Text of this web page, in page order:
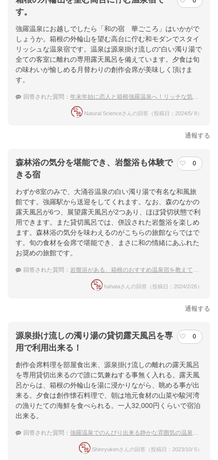
す。
強羅温泉にお越しでしたら「和の宿 華ごころ」はいかがで
しょうか。箱根の外輪山を望む高台に佇む和モダンでスタイ
リッシュな温泉宿です。温泉は源泉掛け流しの“白い濁り湯で
全ての客室に離れの専用露天風呂を備えています。夕食は旬
の味わいが愉しめる月替わりの創作会席が美味しく頂けま
す。
回答された質問： 年末年始に恋人と箱根強羅温泉へ！リッチな気分を味わえるおすすめの宿は？
Natural Scienceさんの回答（投稿日：2024/5/ 8）
通報する
森林浴の気分を堪能でき、岩盤浴も体験で
きる宿
0
わずか8室のみで、大涌谷温泉の白い濁り湯で有名な和風旅
館です。強羅駅から送迎をしてくれます。なお、森のなかの
露天風呂が6つ、展望露天風呂が2つあり、ほぼ貸切状態で利
用できます。また貸切風呂では、併設された岩盤浴を楽しめ
ます。森林浴の気分を味わえるのがこちらの旅館ならではで
す。旬の食材を会席で堪能でき、まさに和の情緒にあふれた
お奨めの旅館です。
回答された質問： 岩盤浴がある、箱根のおすすめ温泉宿を教えてください
hahataさんの回答（投稿日：2024/2/26）
通報する
源泉掛け流しの濁り湯の貸切露天風呂を専
用で利用出来る！
0
創作会席料理を部屋食出来、源泉掛け流しの離れの露天風呂
を専用貸切出来るので誰に気兼ねする事無く入れる。露天風
呂からは、箱根の外輪山を湯に浸かりながら、眺める事が出
来る。夕食は創作懐石料理で、朝は地元食材の山菜や駿河湾
の漁りたての海鮮を食べられる。一人32,000円くらいで宿泊
出来る。
回答された質問： 強羅温泉でのんびり出来る静かな雰囲気の温泉宿を教えて下さい。
Shinryukenさんの回答（投稿日：2023/10/ 5）